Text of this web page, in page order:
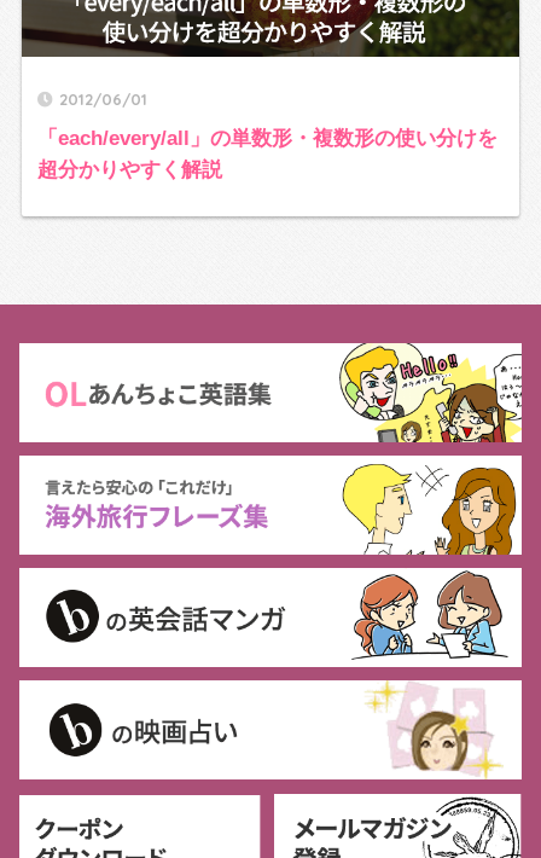
2012/06/01
「each/every/all」の単数形・複数形の使い分けを
超分かりやすく解説